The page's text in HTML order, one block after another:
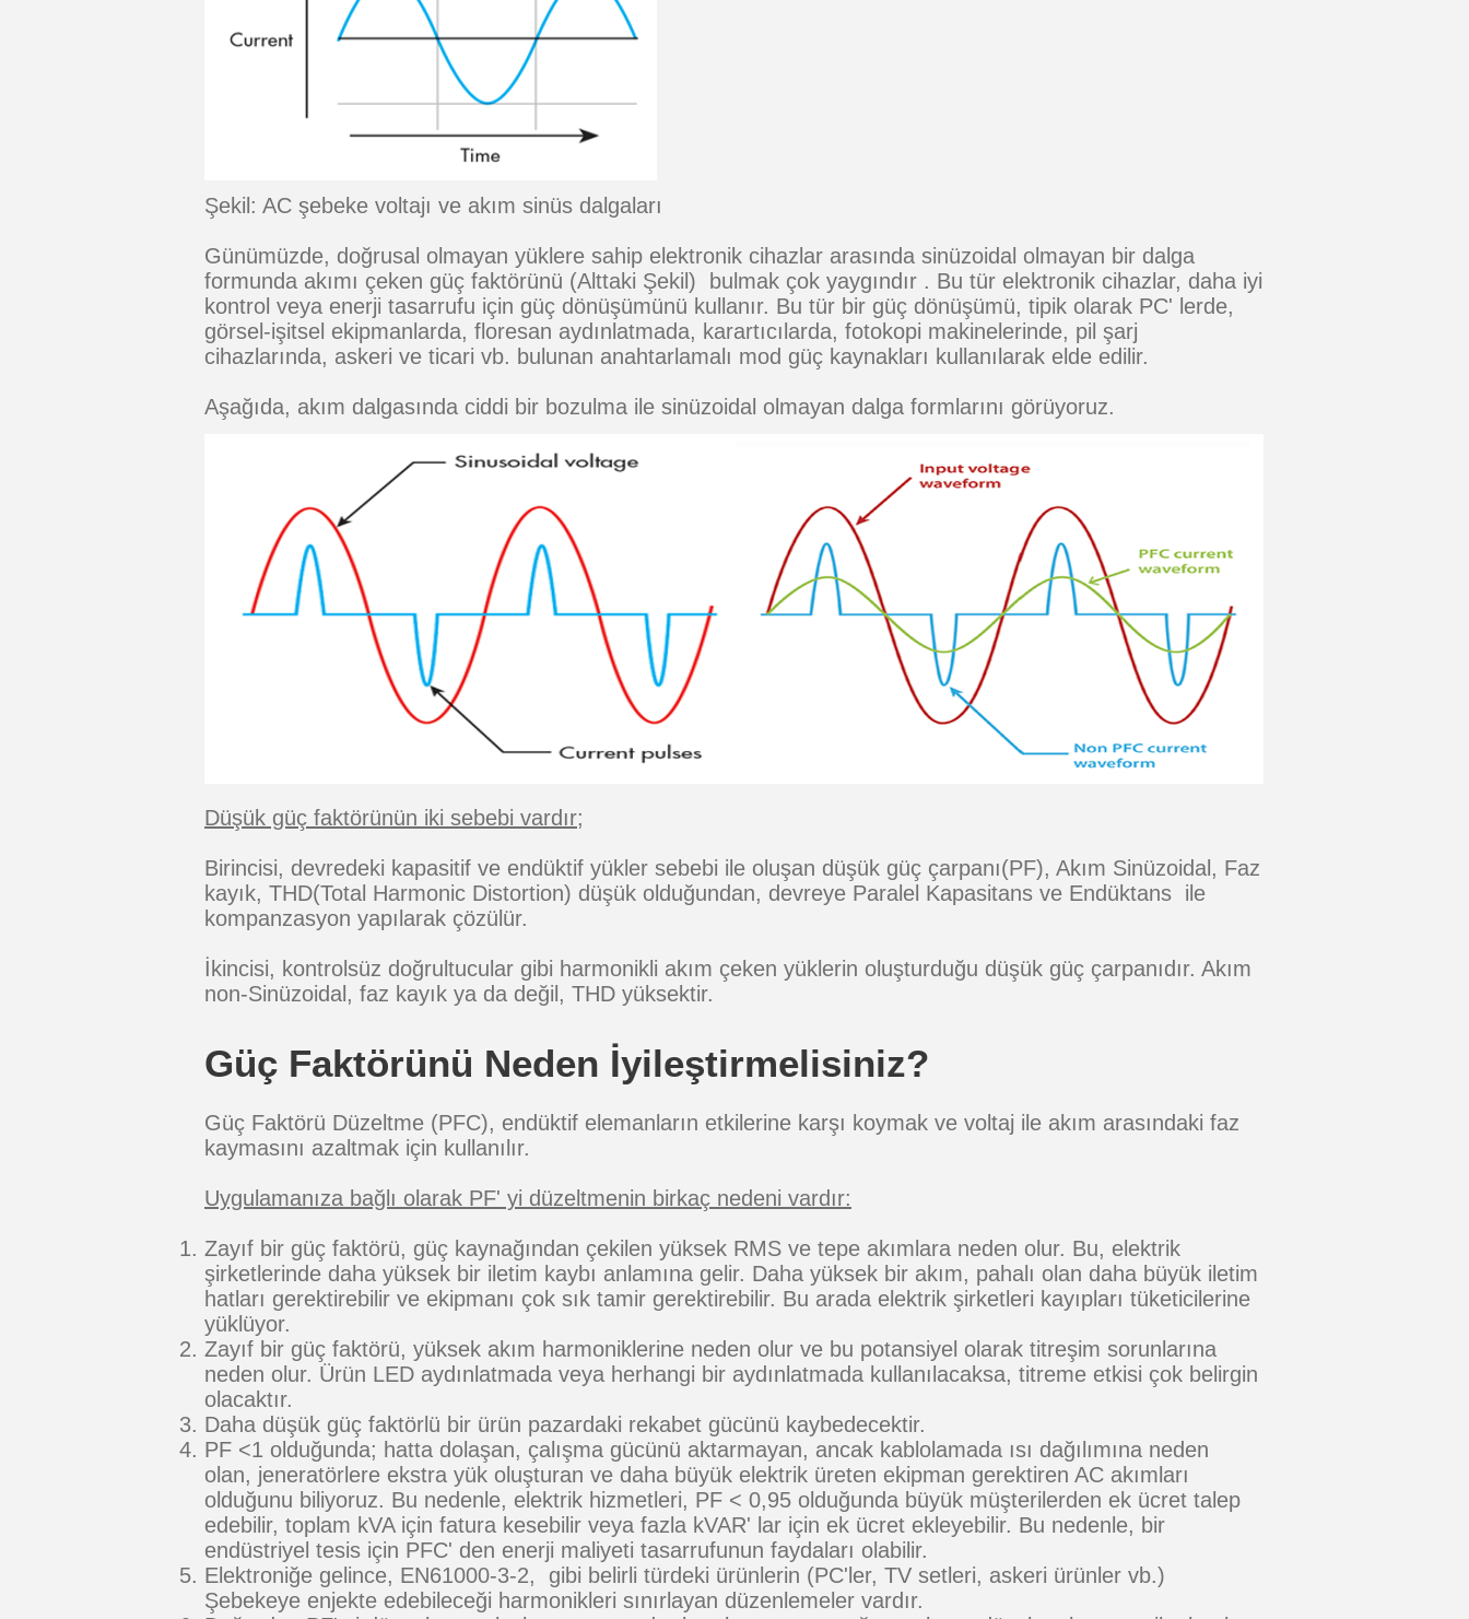
Şekil: AC şebeke voltajı ve akım sinüs dalgaları
Günümüzde, doğrusal olmayan yüklere sahip elektronik cihazlar arasında sinüzoidal olmayan bir dalga
formunda akımı çeken güç faktörünü (Alttaki Şekil) bulmak çok yaygındır . Bu tür elektronik cihazlar, daha iyi
kontrol veya enerji tasarrufu için güç dönüşümünü kullanır. Bu tür bir güç dönüşümü, tipik olarak PC' lerde,
görsel-işitsel ekipmanlarda, floresan aydınlatmada, karartıcılarda, fotokopi makinelerinde, pil şarj
cihazlarında, askeri ve ticari vb. bulunan anahtarlamalı mod güç kaynakları kullanılarak elde edilir.
Aşağıda, akım dalgasında ciddi bir bozulma ile sinüzoidal olmayan dalga formlarını görüyoruz.
Düşük güç faktörünün iki sebebi vardır;
Birincisi, devredeki kapasitif ve endüktif yükler sebebi ile oluşan düşük güç çarpanı(PF), Akım Sinüzoidal, Faz
kayık, THD(Total Harmonic Distortion) düşük olduğundan, devreye Paralel Kapasitans ve Endüktans ile
kompanzasyon yapılarak çözülür.
İkincisi, kontrolsüz doğrultucular gibi harmonikli akım çeken yüklerin oluşturduğu düşük güç çarpanıdır. Akım
non-Sinüzoidal, faz kayık ya da değil, THD yüksektir.
Güç Faktörünü Neden İyileştirmelisiniz?
Güç Faktörü Düzeltme (PFC), endüktif elemanların etkilerine karşı koymak ve voltaj ile akım arasındaki faz
kaymasını azaltmak için kullanılır.
Uygulamanıza bağlı olarak PF' yi düzeltmenin birkaç nedeni vardır:
Zayıf bir güç faktörü, güç kaynağından çekilen yüksek RMS ve tepe akımlara neden olur. Bu, elektrik
şirketlerinde daha yüksek bir iletim kaybı anlamına gelir. Daha yüksek bir akım, pahalı olan daha büyük iletim
hatları gerektirebilir ve ekipmanı çok sık tamir gerektirebilir. Bu arada elektrik şirketleri kayıpları tüketicilerine
yüklüyor.
Zayıf bir güç faktörü, yüksek akım harmoniklerine neden olur ve bu potansiyel olarak titreşim sorunlarına
neden olur. Ürün LED aydınlatmada veya herhangi bir aydınlatmada kullanılacaksa, titreme etkisi çok belirgin
olacaktır.
Daha düşük güç faktörlü bir ürün pazardaki rekabet gücünü kaybedecektir.
PF <1 olduğunda; hatta dolaşan, çalışma gücünü aktarmayan, ancak kablolamada ısı dağılımına neden
olan, jeneratörlere ekstra yük oluşturan ve daha büyük elektrik üreten ekipman gerektiren AC akımları
olduğunu biliyoruz. Bu nedenle, elektrik hizmetleri, PF < 0,95 olduğunda büyük müşterilerden ek ücret talep
edebilir, toplam kVA için fatura kesebilir veya fazla kVAR' lar için ek ücret ekleyebilir. Bu nedenle, bir
endüstriyel tesis için PFC' den enerji maliyeti tasarrufunun faydaları olabilir.
Elektroniğe gelince, EN61000-3-2, gibi belirli türdeki ürünlerin (PC'ler, TV setleri, askeri ürünler vb.)
Şebekeye enjekte edebileceği harmonikleri sınırlayan düzenlemeler vardır.